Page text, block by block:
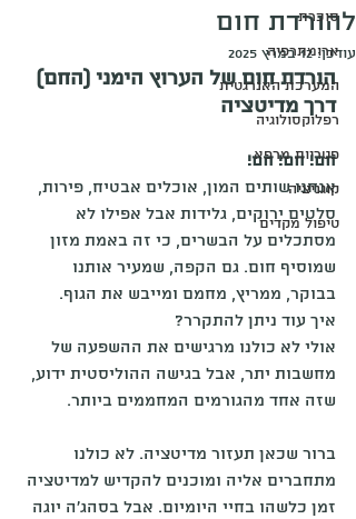
סוכרת
ארומתרפיה
המערכת האנרגטית
רפלוקסולוגיה
פטריות מרפא
קוגניציה
טיפול מקדים
להורדת חום
עודכן:12 במרץ 2025
הורדת חום של הערוץ הימני (החם)
דרך מדיטציה
חם! חם! חם!
אנחנו שותים המון, אוכלים אבטיח, פירות,
סלטים ירוקים, גלידות אבל אפילו לא
מסתכלים על הבשרים, כי זה באמת מזון
שמוסיף חום. גם הקפה, שמעיר אותנו
בבוקר, ממריץ, מחמם ומייבש את הגוף.
איך עוד ניתן להתקרר?
אולי לא כולנו מרגישים את ההשפעה של
מחשבות יתר, אבל בגישה ההוליסטית ידוע,
שזה אחד מהגורמים המחממים ביותר.
ברור שכאן תעזור מדיטציה. לא כולנו
מתחברים אליה ומוכנים להקדיש למדיטציה
זמן כלשהו בחיי היומיום. אבל בסהג'ה יוגה